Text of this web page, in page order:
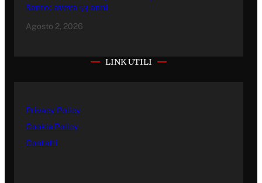
Santo: aveva 53 anni
Agosto 2, 2026
LINK UTILI
Privacy Policy
Cookie Policy
Contatti